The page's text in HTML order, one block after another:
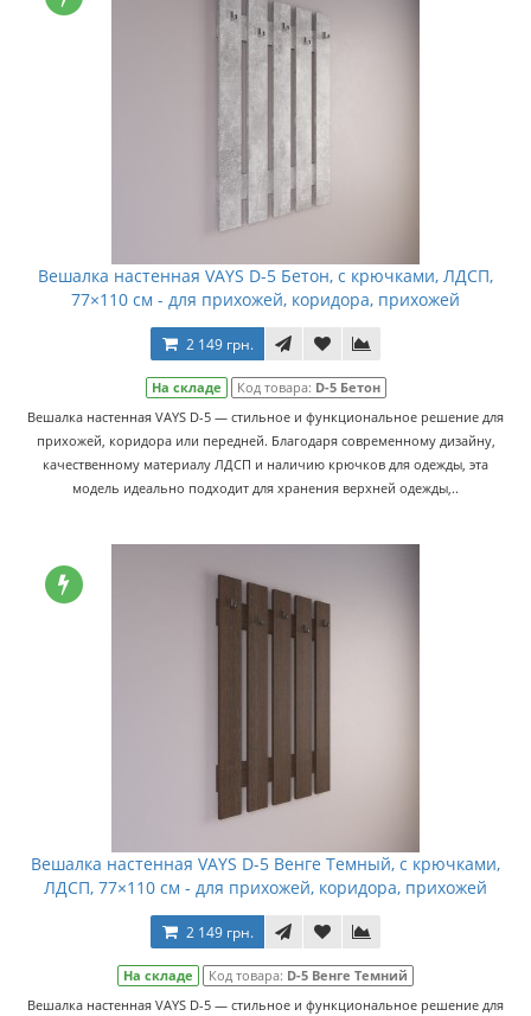
Вешалка настенная VAYS D-5 Бетон, с крючками, ЛДСП,
77×110 см - для прихожей, коридора, прихожей
2 149 грн.
На складе Код товара: D-5 Бетон
Вешалка настенная VAYS D-5 — стильное и функциональное решение для
прихожей, коридора или передней. Благодаря современному дизайну,
качественному материалу ЛДСП и наличию крючков для одежды, эта
модель идеально подходит для хранения верхней одежды,..
Вешалка настенная VAYS D-5 Венге Темный, с крючками,
ЛДСП, 77×110 см - для прихожей, коридора, прихожей
2 149 грн.
На складе Код товара: D-5 Венге Темний
Вешалка настенная VAYS D-5 — стильное и функциональное решение для